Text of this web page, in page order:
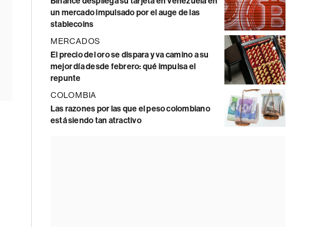
un mercado impulsado por el auge de las
stablecoins
MERCADOS
El precio del oro se dispara y va camino a su
mejor día desde febrero: qué impulsa el
repunte
COLOMBIA
Las razones por las que el peso colombiano
está siendo tan atractivo